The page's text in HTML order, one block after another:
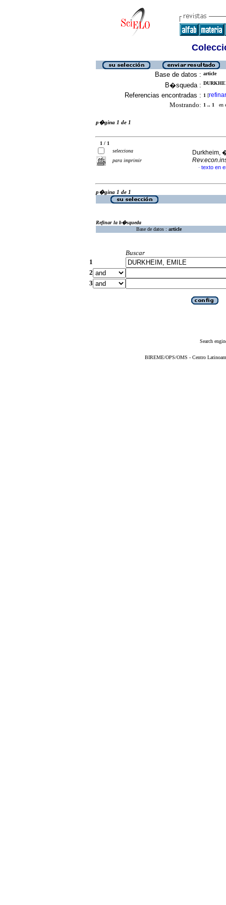
Base de datos : article
B�squeda :
Referencias encontradas : 1 [refinar
Mostrando: 1 .. 1 en
p�gina 1 de 1
1 / 1
selecciona
para imprimir
Durkheim,
· texto en
p�gina 1 de 1
Refinar la b�squeda
Base de datos : article
Buscar
1
2
3
Search
BIREME/OPS/OMS - Centro